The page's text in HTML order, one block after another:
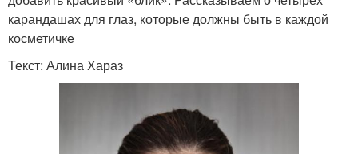
карандашах для глаз, которые должны быть в каждой
косметичке
Текст: Алина Хараз